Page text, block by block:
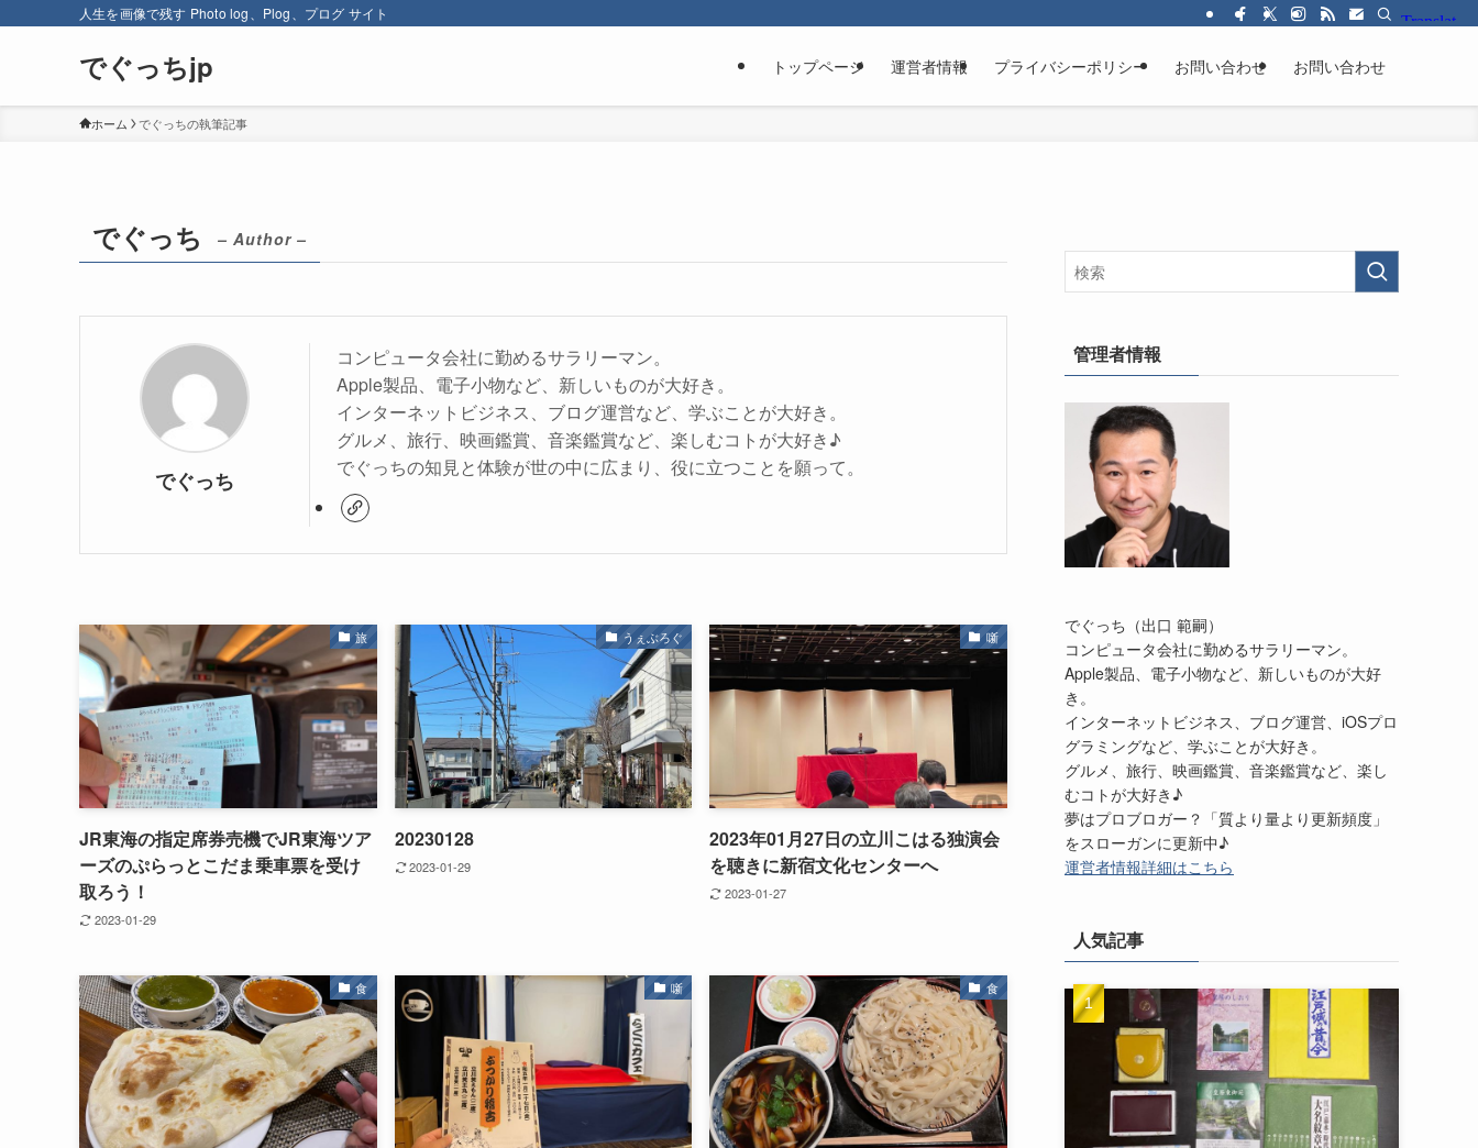
人生を画像で残す Photo log、Plog、プログ サイト
でぐっちjp トップページ 運営者情報 プライバシーポリシー お問い合わせ お問い合わせ
ホーム でぐっちの執筆記事
でぐっち – Author –
でぐっち
コンピュータ会社に勤めるサラリーマン。
Apple製品、電子小物など、新しいものが大好き。
インターネットビジネス、ブログ運営など、学ぶことが大好き。
グルメ、旅行、映画鑑賞、音楽鑑賞など、楽しむコトが大好き♪
でぐっちの知見と体験が世の中に広まり、役に立つことを願って。
旅
JR東海の指定席券売機でJR東海ツア
ーズのぷらっとこだま乗車票を受け
取ろう！
2023-01-29
うぇぶろぐ
20230128
2023-01-29
噺
2023年01月27日の立川こはる独演会
を聴きに新宿文化センターへ
2023-01-27
食 噺 食
管理者情報
でぐっち（出口 範嗣）
コンピュータ会社に勤めるサラリーマン。
Apple製品、電子小物など、新しいものが大好
き。
インターネットビジネス、ブログ運営、iOSプロ
グラミングなど、学ぶことが大好き。
グルメ、旅行、映画鑑賞、音楽鑑賞など、楽し
むコトが大好き♪
夢はプロブロガー？「質より量より更新頻度」
をスローガンに更新中♪
運営者情報詳細はこちら
人気記事